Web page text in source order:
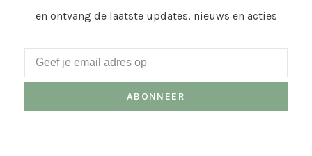
en ontvang de laatste updates, nieuws en acties
ABONNEER